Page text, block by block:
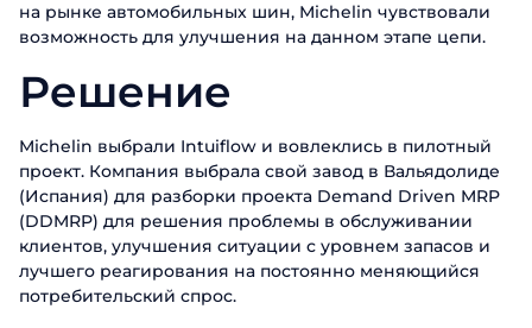
на рынке автомобильных шин, Michelin чувствовали
возможность для улучшения на данном этапе цепи.
Решение
Michelin выбрали Intuiflow и вовлеклись в пилотный
проект. Компания выбрала свой завод в Вальядолиде
(Испания) для разборки проекта Demand Driven MRP
(DDMRP) для решения проблемы в обслуживании
клиентов, улучшения ситуации с уровнем запасов и
лучшего реагирования на постоянно меняющийся
потребительский спрос.